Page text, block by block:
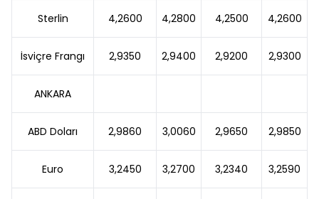
Sterlin 4,2600 4,2800 4,2500 4,2600
İsviçre Frangı 2,9350 2,9400 2,9200 2,9300
ANKARA
ABD Doları 2,9860 3,0060 2,9650 2,9850
Euro 3,2450 3,2700 3,2340 3,2590